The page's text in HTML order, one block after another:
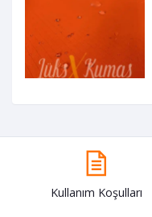
Kullanım Koşulları